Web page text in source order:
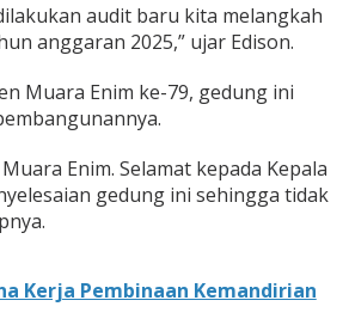
audit baru kita melangkah
anggaran 2025,” ujar Edison.
Muara Enim ke-79, gedung ini
Enim. Selamat kepada Kepala
gedung ini sehingga tidak
Kerja Pembinaan Kemandirian